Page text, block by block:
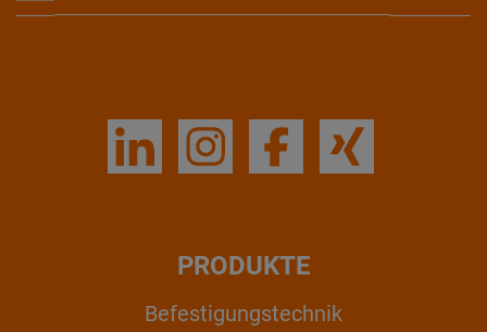
PRODUKTE
Befestigungstechnik